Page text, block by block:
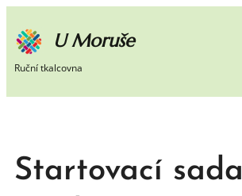
U Moruše
Ruční tkalcovna
Startovací sada